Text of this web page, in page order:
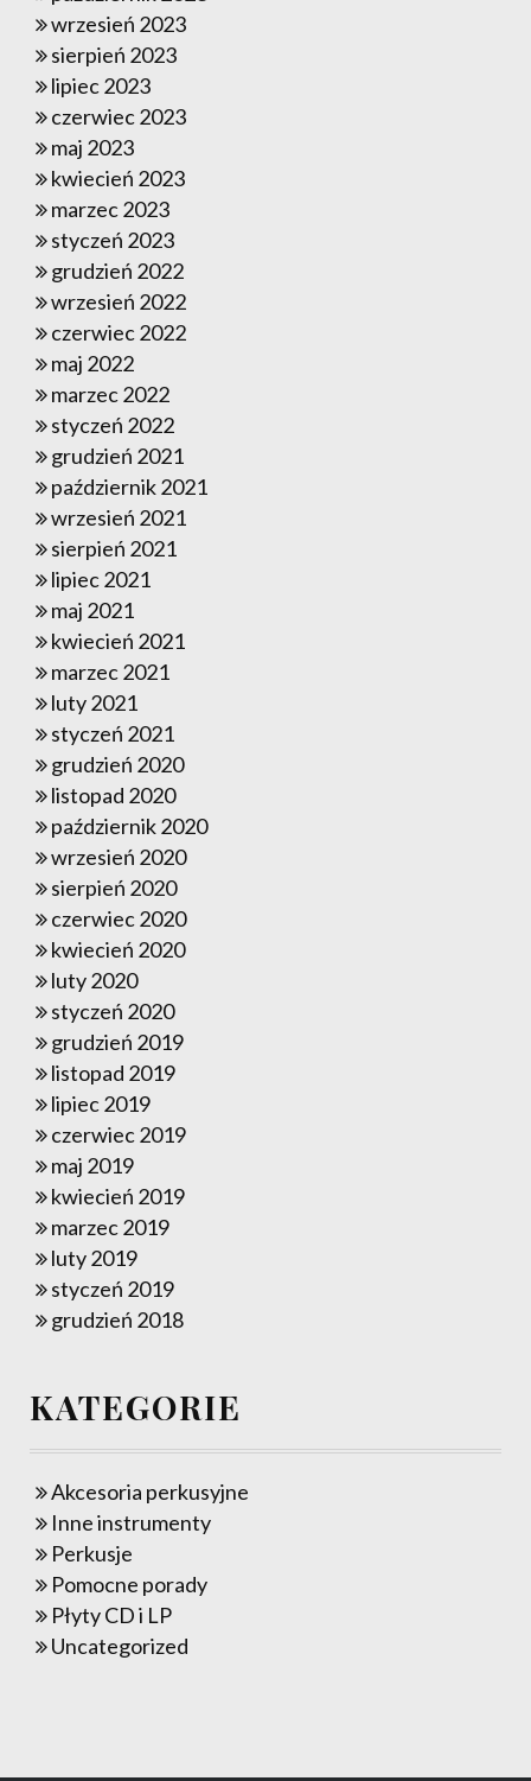
wrzesień 2023
sierpień 2023
lipiec 2023
czerwiec 2023
maj 2023
kwiecień 2023
marzec 2023
styczeń 2023
grudzień 2022
wrzesień 2022
czerwiec 2022
maj 2022
marzec 2022
styczeń 2022
grudzień 2021
październik 2021
wrzesień 2021
sierpień 2021
lipiec 2021
maj 2021
kwiecień 2021
marzec 2021
luty 2021
styczeń 2021
grudzień 2020
listopad 2020
październik 2020
wrzesień 2020
sierpień 2020
czerwiec 2020
kwiecień 2020
luty 2020
styczeń 2020
grudzień 2019
listopad 2019
lipiec 2019
czerwiec 2019
maj 2019
kwiecień 2019
marzec 2019
luty 2019
styczeń 2019
grudzień 2018
KATEGORIE
Akcesoria perkusyjne
Inne instrumenty
Perkusje
Pomocne porady
Płyty CD i LP
Uncategorized